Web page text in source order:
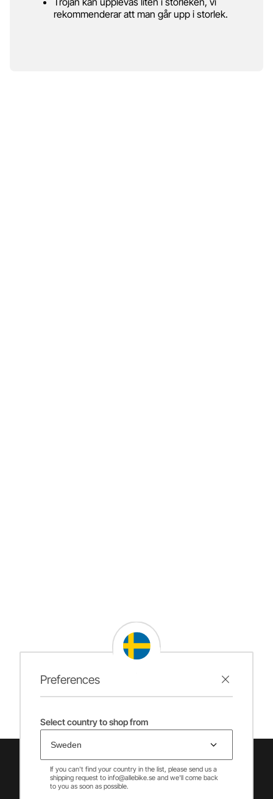
Preferences
Select country to shop from
If you can't find your country in the list, please send us a
shipping request to info@allebike.se and we'll come back
to you as soon as possible.
rekommenderar att man går upp i storlek.